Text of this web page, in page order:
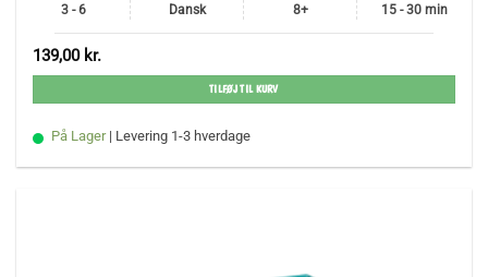
3 - 6 Dansk 8+ 15 - 30 min
139,00 kr.
TILFØJ TIL KURV
På Lager | Levering 1-3 hverdage